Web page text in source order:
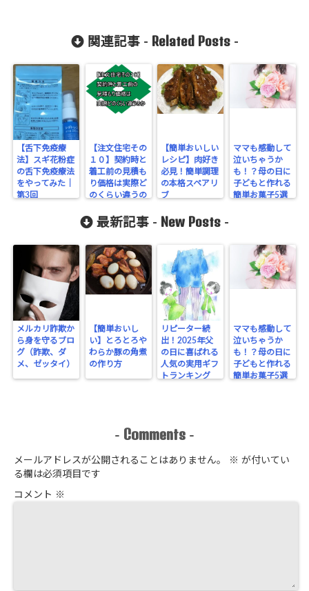
関連記事 - Related Posts-
【舌下免疫療
法】スギ花粉症
の舌下免疫療法
をやってみた｜
第3回
【注文住宅その
１０】契約時と
着工前の見積も
り価格は実際ど
のくらい違うの
【簡単おいしい
レシピ】肉好き
必見！簡単調理
の本格スペアリ
ブ
ママも感動して
泣いちゃうか
も！？母の日に
子どもと作れる
簡単お菓子5選
最新記事 - New Posts -
メルカリ詐欺か
ら身を守るブロ
グ（詐欺、ダ
メ、ゼッタイ）
【簡単おいし
い】とろとろや
わらか豚の角煮
の作り方
リピーター続
出！2025年父
の日に喜ばれる
人気の実用ギフ
トランキング
ママも感動して
泣いちゃうか
も！？母の日に
子どもと作れる
簡単お菓子5選
- Comments -
メールアドレスが公開されることはありません。 ※ が付いてい
る欄は必須項目です
コメント ※